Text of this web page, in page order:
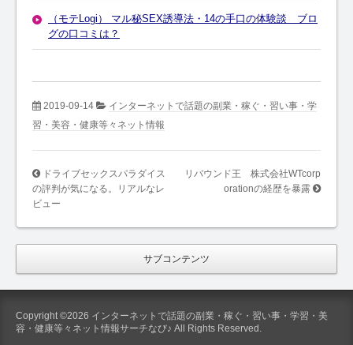
（モテLogi） マル秘SEX誘導法・14の手口の体験談 ブロ
グの口コミは？
2019-09-14
インターネットで話題の副業・稼ぐ・習い事・学
習・美容・健康等々ネット情報
ドライブセックスパラダイス
の評判が気になる。リアルなレ
ビュー
リバウンド王 株式会社WTcorp
orationの経歴を暴露
サブコンテンツ
Copyright ©2026 インターネットで話題の副業・稼ぐ・習い事・学習・美
容・健康等々ネット情報サーチなび♪ All Rights Reserved.